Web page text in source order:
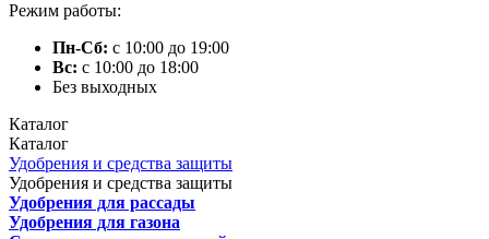
Режим работы:
Пн-Сб: с 10:00 до 19:00
Вс: с 10:00 до 18:00
Без выходных
Каталог
Каталог
Удобрения и средства защиты
Удобрения и средства защиты
Удобрения для рассады
Удобрения для газона